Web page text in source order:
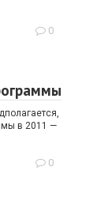
0
в 2011 —
0